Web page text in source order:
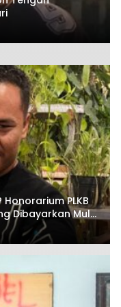
PLKB
Dibayarkan Mulai